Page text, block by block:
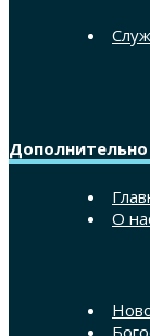
Дополнительно
О